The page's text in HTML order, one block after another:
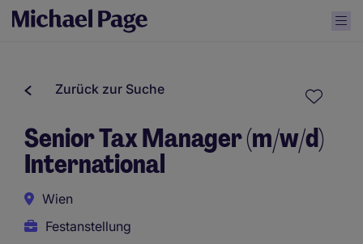
Zurück zur Suche
Senior Tax Manager (m/w/d)
International
Wien
Festanstellung